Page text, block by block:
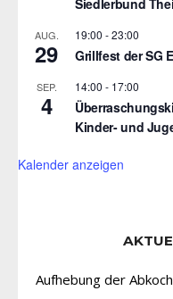
Siedlerbund
AUG.
29
19:00 -23:00
Grillfest der SG
SEP.
4
14:00 - 17:00
Kinder- und
Kalender anzeigen
Aufhebung der